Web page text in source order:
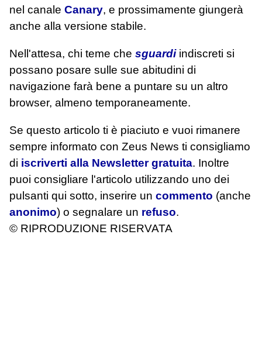
nel canale Canary, e prossimamente giungerà
anche alla versione stabile.
Nell'attesa, chi teme che sguardiindiscreti si
possano posare sulle sue abitudini di
navigazione farà bene a puntare su un altro
browser, almeno temporaneamente.
Se questo articolo ti è piaciuto e vuoi rimanere
sempre informato con Zeus News ti consigliamo
di iscriverti alla Newsletter gratuita. Inoltre
puoi consigliare l'articolo utilizzando uno dei
pulsanti qui sotto, inserire un commento (anche
anonimo) o segnalare un refuso.
© RIPRODUZIONE RISERVATA